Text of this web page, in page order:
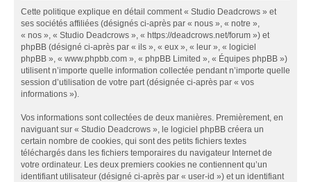
Cette politique explique en détail comment « Studio Deadcrows » et
ses sociétés affiliées (désignés ci-après par « nous », « notre »,
« nos », « Studio Deadcrows », « https://deadcrows.net/forum ») et
phpBB (désigné ci-après par « ils », « eux », « leur », « logiciel
phpBB », « www.phpbb.com », « phpBB Limited », « Équipes phpBB »)
utilisent n’importe quelle information collectée pendant n’importe quelle
session d’utilisation de votre part (désignée ci-après par « vos
informations »).
Vos informations sont collectées de deux manières. Premièrement, en
naviguant sur « Studio Deadcrows », le logiciel phpBB créera un
certain nombre de cookies, qui sont des petits fichiers textes
téléchargés dans les fichiers temporaires du navigateur Internet de
votre ordinateur. Les deux premiers cookies ne contiennent qu’un
identifiant utilisateur (désigné ci-après par « user-id ») et un identifiant